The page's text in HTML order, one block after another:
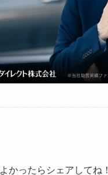
よかったらシェアしてね！